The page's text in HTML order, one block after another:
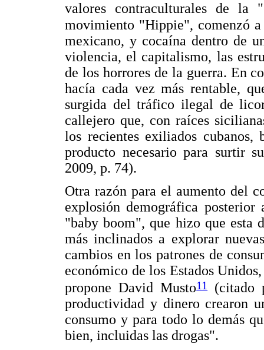
valores contraculturales de la
movimiento "Hippie", comenzó
mexicano, y cocaína dentro de
violencia, el capitalismo, las
de los horrores de la guerra. En
hacía cada vez más rentable,
surgida del tráfico ilegal de
callejero que, con raíces
los recientes exiliados
producto necesario para surtir
2009, p. 74).
Otra razón para el aumento del
explosión demográfica
"baby boom", que hizo que esta
más inclinados a explorar
cambios en los patrones de
económico de los Estados
propone David Musto11(citado
productividad y dinero crearon
consumo y para todo lo demás
bien, incluidas las drogas".